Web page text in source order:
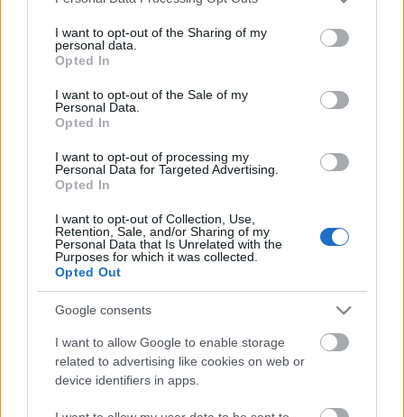
not limited to your visit or usage behaviour. You may click to
grant or deny consent to Google and its third-party tags to
use your data for below specified purposes in below Google
consent section.
I want to opt-out of the Sharing of my
personal data.
Opted In
I want to opt-out of the Sale of my
Personal Data.
Opted In
I want to opt-out of processing my
Personal Data for Targeted Advertising.
Opted In
I want to opt-out of Collection, Use,
Retention, Sale, and/or Sharing of my
Personal Data that Is Unrelated with the
Purposes for which it was collected.
Opted Out
Google consents
I want to allow Google to enable storage
related to advertising like cookies on web or
device identifiers in apps.
OurWish - karácsonyi vágyaink
*Bianka*•2009. november 11.
A karácsonyban az általam imádott dekorálás, süti
sütés, és ajándékozás mellett talán az álmodozás a
ezt szeretnék kihasználni. Kaptok egy feladatot,
miszerint válogassatok össze maximum 10
Anna Sui ruha kiegészítőkkel
fashionista
Beleszerettem ebbe az Anna Sui ruhába! Az anyag
mintája, ahogy a natúr színek az élénkebb türkízzel
és mély zölddel keverednek hihetetlenül tetszik.
Mivel a ruha annyira különleges, szinte csak natúr
kiegészítőkkel dobnám fel, hogy azon maradjon a